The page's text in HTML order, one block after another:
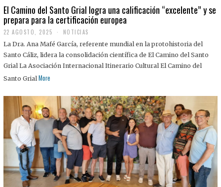
El Camino del Santo Grial logra una calificación “excelente” y se
prepara para la certificación europea
22 AGOSTO, 2025
2
A
G
O
S
2
5
NOTICIAS
La Dra. Ana Mafé García, referente mundial en la protohistoria del
Santo Cáliz, lidera la consolidación científica de El Camino del Santo
Grial La Asociación Internacional Itinerario Cultural El Camino del
Santo Grial More